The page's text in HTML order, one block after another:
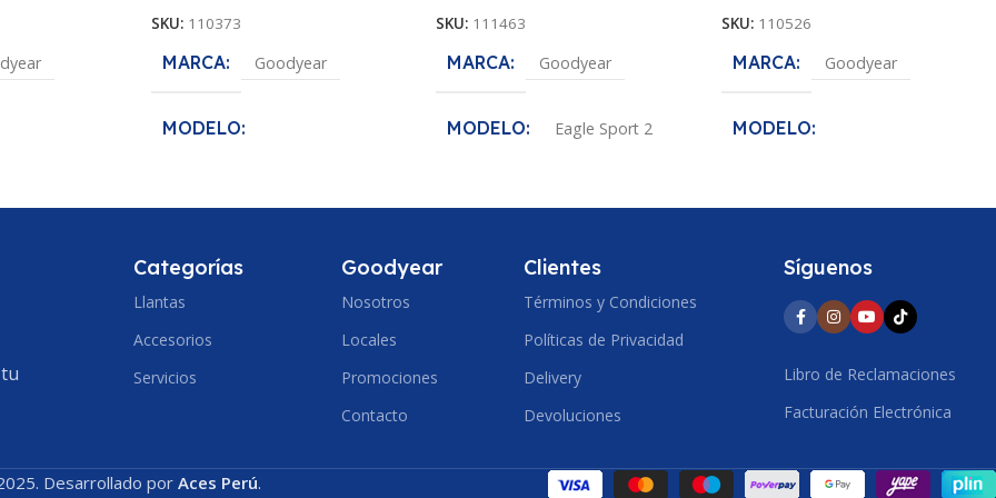
SKU: 110373
MARCA Goodyear
MODELO
ANCHO DE SECCION
175
SKU: 111463
MARCA Goodyear
MODELO Eagle Sport 2
ANCHO DE SECCION
15
603
SKU: 110526
MARCA Goodyear
MODELO
Categorías
Llantas
Accesorios
Servicios
Goodyear
Nosotros
Locales
Promociones
Contacto
Clientes
Términos y Condiciones
Políticas de Privacidad
Delivery
Devoluciones
Síguenos
Libro de Reclamaciones
Facturación Electrónica
Desarrollado por Aces Perú.